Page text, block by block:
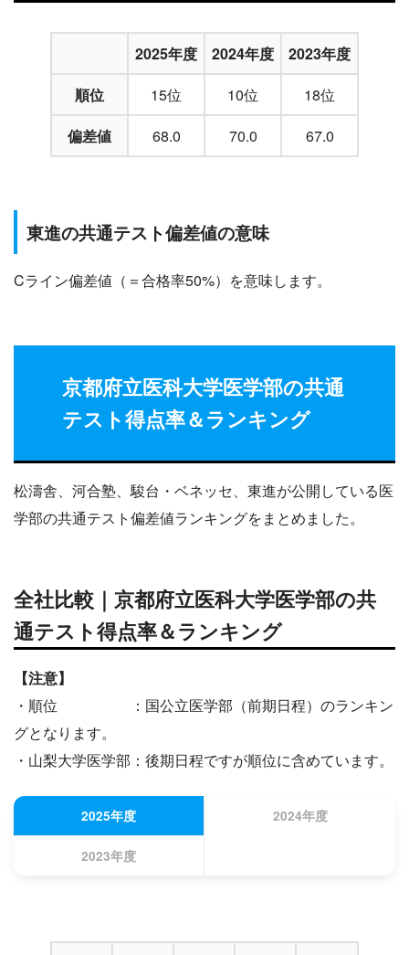
2025年度 2024年度
2023年度
順位
15位 10位
18位
偏差値
68.0 70.0 67.0
東進の共通テスト偏差値の意味
Cライン偏差値（＝合格率50%）を意味します。
京都府立医科大学医学部の共通
テスト得点率＆ランキング
松濤舎、河合塾、駿台・ベネッセ、東進が公開している医
学部の共通テスト偏差値ランキングをまとめました。
全社比較｜京都府立医科大学医学部の共
通テスト得点率＆ランキング
【注意】
・順位 ：国公立医学部（前期日程）のランキン
グとなります。
・山梨大学医学部：後期日程ですが順位に含めています。
2025年度 2024年度
2023年度